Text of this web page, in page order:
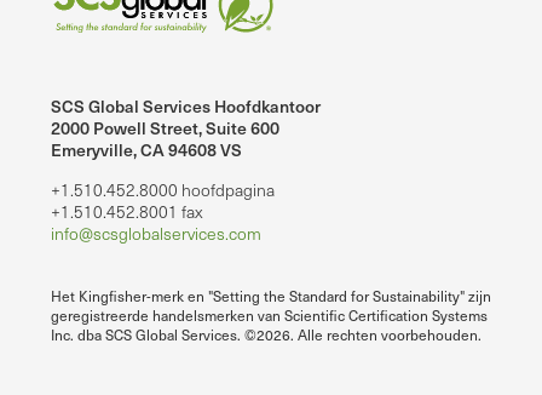
SCS Global Services Hoofdkantoor
2000 Powell Street, Suite 600
Emeryville, CA 94608 VS
+1.510.452.8000 hoofdpagina
+1.510.452.8001 fax
info@scsglobalservices.com
Het Kingfisher-merk en "Setting the Standard for Sustainability" zijn
geregistreerde handelsmerken van Scientific Certification Systems
Inc. dba SCS Global Services. ©2026. Alle rechten voorbehouden.